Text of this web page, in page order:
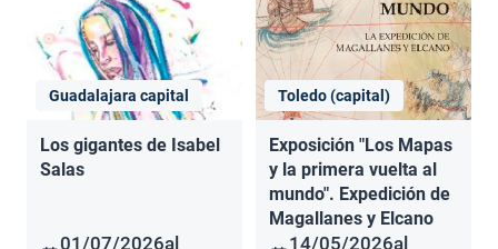
Guadalajara capital
Los gigantes de Isabel
Salas
01/07/2026al
Toledo (capital)
Exposición "Los Mapas
y la primera vuelta al
mundo". Expedición de
Magallanes y Elcano
14/05/2026al